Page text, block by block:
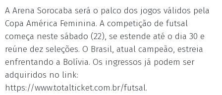
A Arena Sorocaba será o palco dos jogos válidos pela
Copa América Feminina. A competição de futsal
começa neste sábado (22), se estende até o dia 30 e
reúne dez seleções. O Brasil, atual campeão, estreia
enfrentando a Bolívia. Os ingressos já podem ser
adquiridos no link:
https://www.totalticket.com.br/futsal.